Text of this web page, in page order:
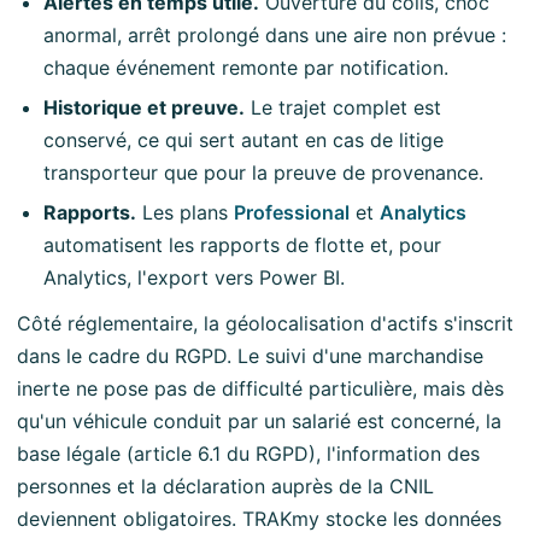
anormal, arrêt prolongé dans une aire non prévue :
chaque événement remonte par notification.
Historique et preuve. Le trajet complet est
conservé, ce qui sert autant en cas de litige
transporteur que pour la preuve de provenance.
Rapports. Les plans Professional et Analytics
automatisent les rapports de flotte et, pour
Analytics, l'export vers Power BI.
Côté réglementaire, la géolocalisation d'actifs s'inscrit
dans le cadre du RGPD. Le suivi d'une marchandise
inerte ne pose pas de difficulté particulière, mais dès
qu'un véhicule conduit par un salarié est concerné, la
base légale (article 6.1 du RGPD), l'information des
personnes et la déclaration auprès de la CNIL
deviennent obligatoires. TRAKmy stocke les données